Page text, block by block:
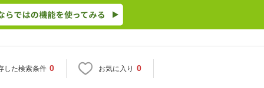
した検索条件 0 お気に入り 0